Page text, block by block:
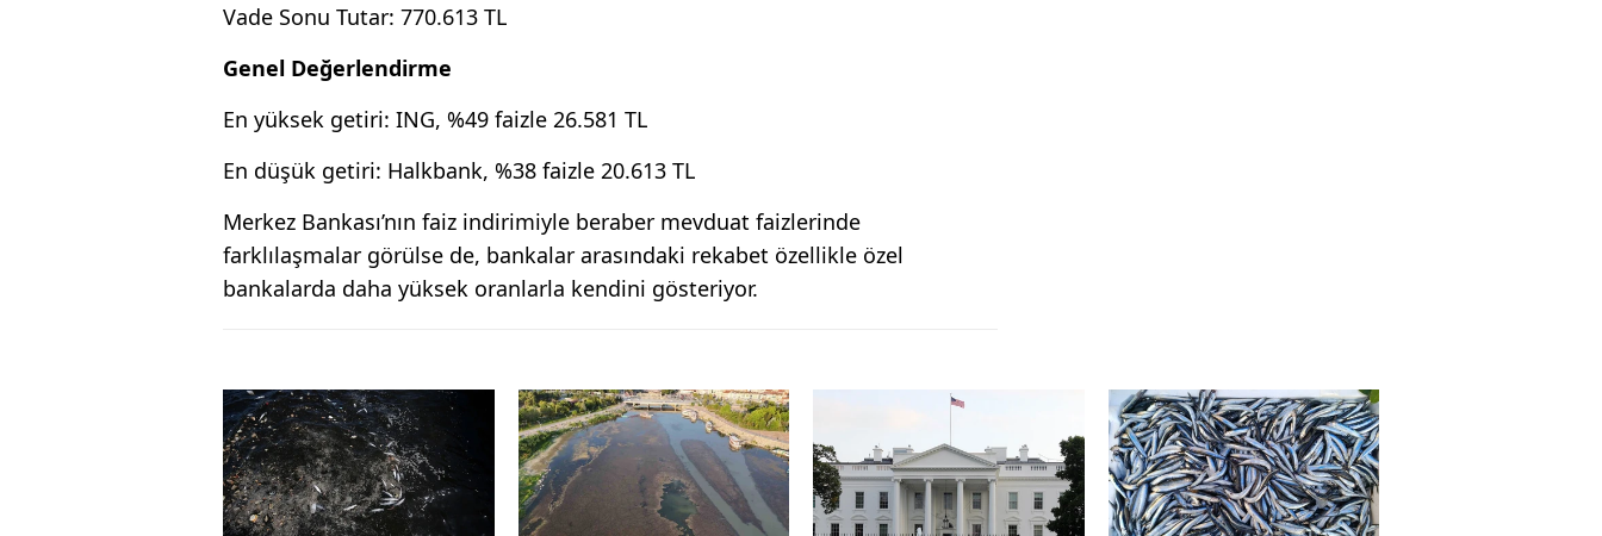
Vade Sonu Tutar: 770.613 TL
Genel Değerlendirme
En yüksek getiri: ING, %49 faizle 26.581 TL
En düşük getiri: Halkbank, %38 faizle 20.613 TL
Merkez Bankası’nın faiz indirimiyle beraber mevduat faizlerinde
farklılaşmalar görülse de, bankalar arasındaki rekabet özellikle özel
bankalarda daha yüksek oranlarla kendini gösteriyor.